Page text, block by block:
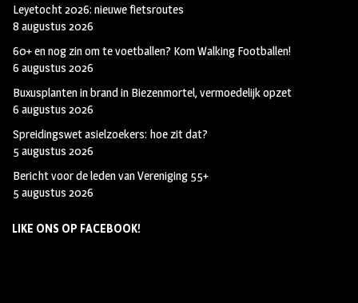
Leyetocht 2026: nieuwe fietsroutes
8 augustus 2026
60+ en nog zin om te voetballen? Kom Walking Footballen!
6 augustus 2026
Buxusplanten in brand in Biezenmortel, vermoedelijk opzet
6 augustus 2026
Spreidingswet asielzoekers: hoe zit dat?
5 augustus 2026
Bericht voor de leden van Vereniging 55+
5 augustus 2026
LIKE ONS OP FACEBOOK!